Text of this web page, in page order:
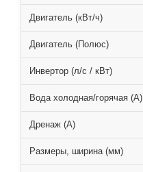
Двигатель (кВт/ч)
Двигатель (Полюс)
Инвертор (л/с / кВт)
Вода холодная/горячая (А)
Дренаж (А)
Размеры, ширина (мм)